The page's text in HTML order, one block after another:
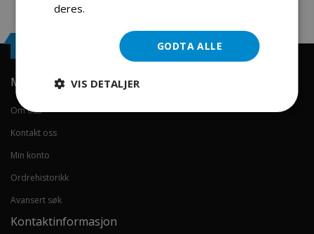
Min konto
Om oss
Kontakt oss
Min konto
Ordrehistorikk
Avansert søk
Kontaktinformasjon
deres.
GODTA ALLE
VIS DETALJER